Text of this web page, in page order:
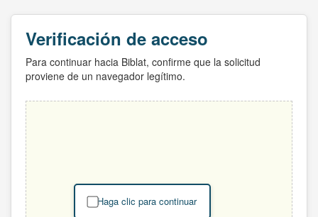
Verificación de acceso
Para continuar hacia Biblat, confirme que la solicitud
proviene de un navegador legítimo.
Haga clic para continuar